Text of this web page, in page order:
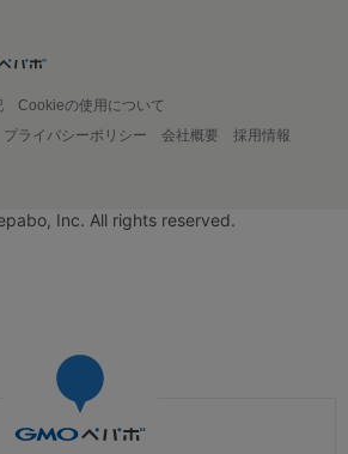
Cookieの使用について
プライバシーポリシー 会社概要
採用情報
Inc. All rights reserved.